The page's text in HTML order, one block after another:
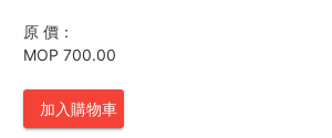
原 價：
MOP 700.00
加入購物車